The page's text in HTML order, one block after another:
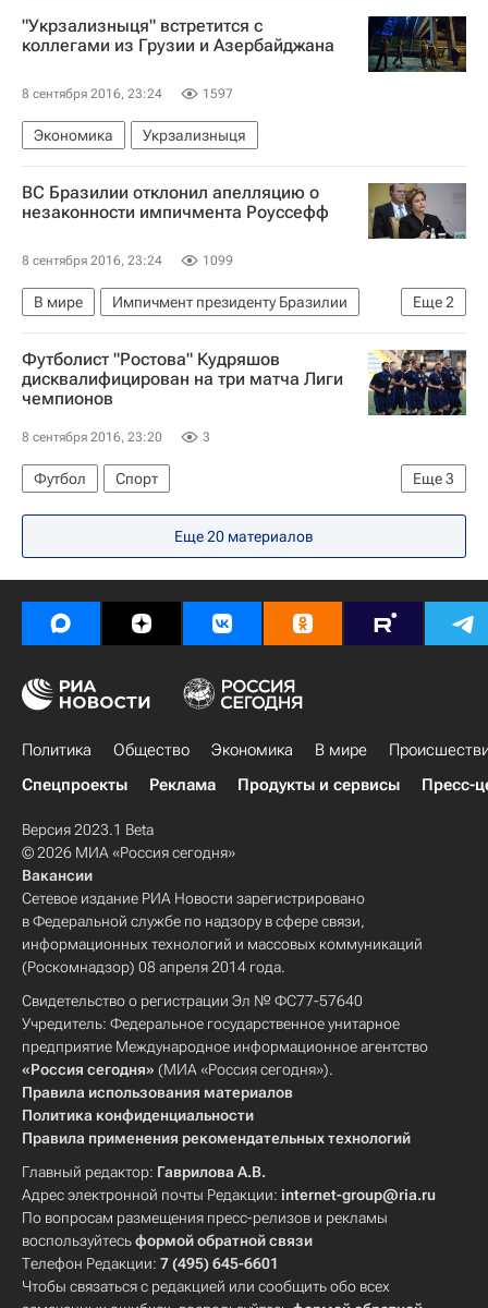
"Укрзализныця" встретится с
коллегами из Грузии и Азербайджана
8 сентября 2016, 23:24 1597
Экономика Укрзализныця
ВС Бразилии отклонил апелляцию о
незаконности импичмента Роуссефф
8 сентября 2016, 23:24 1099
Еще2
В мире
Импичмент президенту Бразилии
Бразилия
Дилма Роусефф
Футболист "Ростова" Кудряшов
дисквалифицирован на три матча Лиги
чемпионов
8 сентября 2016, 23:20 3
Еще3
Футбол
Спорт
Лига чемпионов УЕФА 2026-2027
Аякс
Еще 20 материалов
Политика Общество Экономика В мире
Спецпроекты
Реклама Продукты и сервисы Пресс-
Версия 2023.1 Beta
© 2026 МИА «Россия сегодня»
Вакансии
Сетевое издание РИА Новости зарегистрировано
в Федеральной службе по надзору в сфере связи,
информационных технологий и массовых коммуникаций
(Роскомнадзор) 08 апреля 2014 года.
Свидетельство о регистрации Эл № ФС77-57640
Учредитель: Федеральное государственное унитарное
предприятие Международное информационное агентство
«Россия сегодня» (МИА «Россия сегодня»).
Правила использования материалов
Политика конфиденциальности
Правила применения рекомендательных технологий
Главный редактор: Гаврилова А.В.
Адрес электронной почты Редакции: internet-group@ria.ru
По вопросам размещения пресс-релизов и рекламы
воспользуйтесьформой обратной связи
Телефон Редакции: 7 (495) 645-6601
Чтобы связаться с редакцией или сообщить обо всех